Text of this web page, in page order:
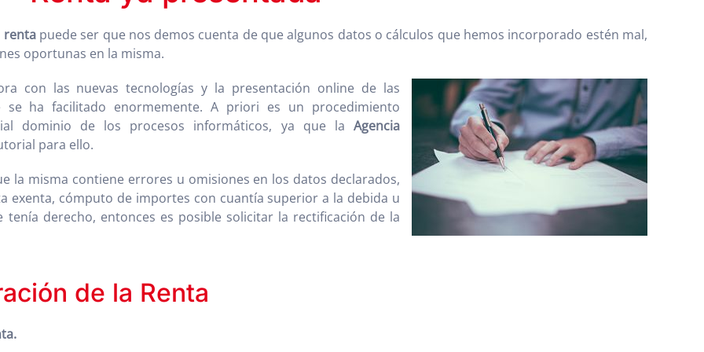
rentapuede ser que nos demos cuenta de que algunos datos o cálculos que hemos incorporado estén mal,
oportunas en la misma.
con las nuevas tecnologías y la presentación online de las
ha facilitado enormemente. A priori es un procedimiento
dominio de los procesos informáticos, ya que la Agencia
para ello.
la misma contiene errores u omisiones en los datos declarados,
exenta, cómputo de importes con cuantía superior a la debida u
derecho, entonces es posible solicitar la rectificación de la
de la Renta